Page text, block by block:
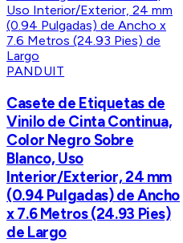
PANDUIT
Casete de Etiquetas de
Vinilo de Cinta Continua,
Color Negro Sobre
Blanco, Uso
Interior/Exterior, 24 mm
(0.94 Pulgadas) de Ancho
x 7.6 Metros (24.93 Pies)
de Largo